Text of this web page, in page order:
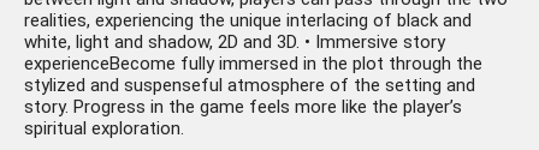
realities, experiencing the unique interlacing of black and
white, light and shadow, 2D and 3D. • Immersive story
experienceBecome fully immersed in the plot through the
stylized and suspenseful atmosphere of the setting and
story. Progress in the game feels more like the player’s
spiritual exploration.